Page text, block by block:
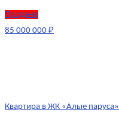
Продано
85 000 000 ₽
Квартира в ЖК «Алые паруса»